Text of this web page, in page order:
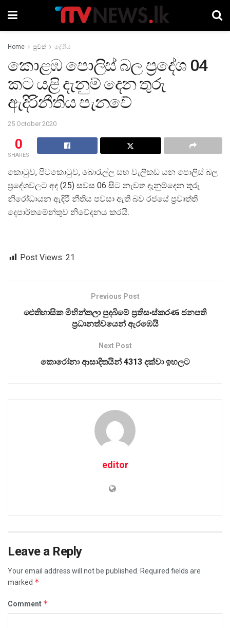
Home පුවත් දේශීය
කොළඹ පොලිස් බල ප්‍රදේශ 04
කට යළි දැනුම් දෙන තුරු
ඇදිරිනීතිය පැනවේ
25 October 2020
0
SHARES
කොටුව, පිටකොටුව, බොරැල්ල සහ වැලිකඩ යන පොලිස් බල
ප්‍රදේශවලට අද (25) සවස 06 සිට නැවත දැනුම්දෙන තුරු
නිරෝධායන ඇඳිරී නීතිය පවසා ඇති බව රජයේ ප්‍රවෘත්ති
දෙපාර්තමේන්තුව නිවේදනය කරයි.
Post Views: 21
Previous Post
ඓතිහාසික මිහින්තලා පුදබිමේ ප්‍රතිසංස්කරණ ජනපති
ප්‍රධානත්වයෙන් ඇරඹෙයි
Next Post
කොරෝනා ආසාදිතයින් 4313 දක්වා ඉහලට
editor
Leave a Reply
Your email address will not be published.
Required fields are
marked *
Comment *